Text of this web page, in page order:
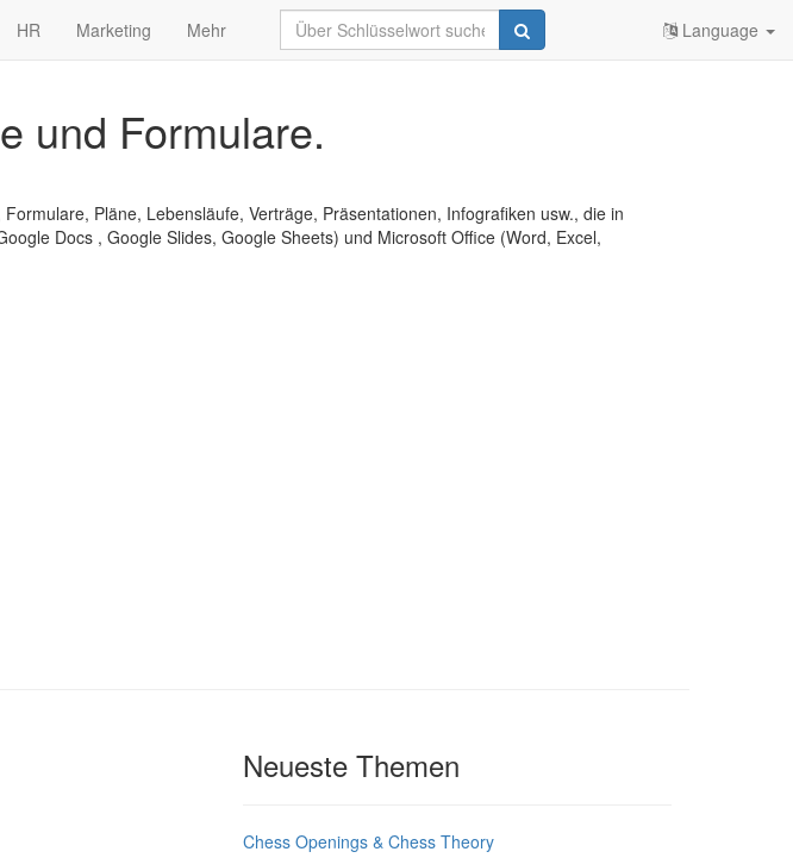
HR Marketing Mehr Language
und Formulare.
Pläne, Lebensläufe, Verträge, Präsentationen, Infografiken usw., die in
Docs , Google Slides, Google Sheets) und Microsoft Office (Word, Excel,
Neueste Themen
Chess Openings & Chess Theory